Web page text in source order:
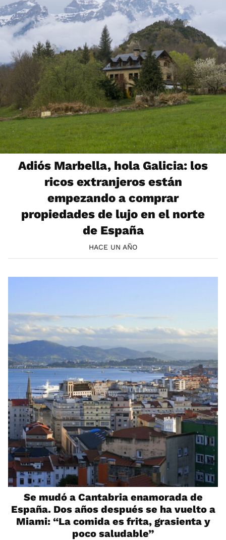
Adiós Marbella, hola Galicia: los
ricos extranjeros están
empezando a comprar
propiedades de lujo en el norte
de España
HACE UN AÑO
Se mudó a Cantabria enamorada de
España. Dos años después se ha vuelto a
Miami: “La comida es frita, grasienta y
poco saludable”